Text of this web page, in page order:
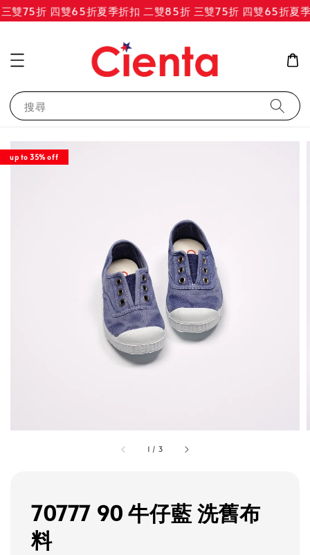
雙75折 四雙65折夏季折扣 二雙85折 三雙75折 四雙65折夏季
搜尋
1 / 3
up to 35% off
70777 90 牛仔藍 洗舊布
料